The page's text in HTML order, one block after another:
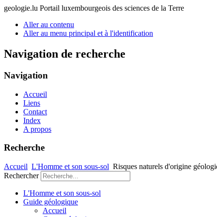
geologie.lu Portail luxembourgeois des sciences de la Terre
Aller au contenu
Aller au menu principal et à l'identification
Navigation de recherche
Navigation
Accueil
Liens
Contact
Index
A propos
Recherche
Accueil L'Homme et son sous-sol Risques naturels d'origine
Rechercher
L'Homme et son sous-sol
Guide géologique
Accueil